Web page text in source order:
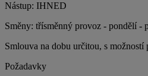
Nástup: IHNED
Směny: třísměnný provoz - pondělí -
Smlouva na dobu určitou, s možností
Požadavky